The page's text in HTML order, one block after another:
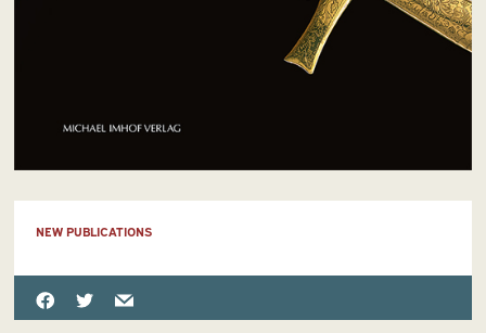
NEW PUBLICATIONS